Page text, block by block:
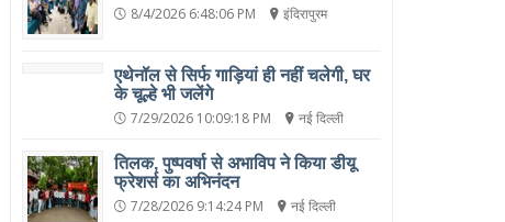
8/4/2026 6:48:06 PM
इंदिरापुरम
एथेनॉल से सिर्फ गाड़ियां ही नहीं चलेगी, घर
के चूल्हे भी जलेंगे
7/29/2026 10:09:18 PM
नई दिल्ली
तिलक, पुष्पवर्षा से अभाविप ने किया डीयू
फ्रेशर्स का अभिनंदन
7/28/2026 9:14:24 PM
नई दिल्ली